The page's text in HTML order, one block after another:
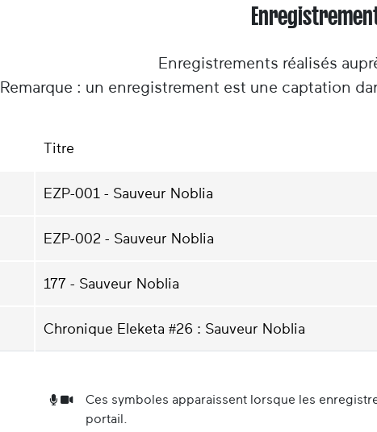
Enregistrements réalisés
Remarque : un enregistrement est une captation
Titre
EZP-001 - Sauveur Noblia
EZP-002 - Sauveur Noblia
177 - Sauveur Noblia
Chronique Eleketa #26 : Sauveur Noblia
Ces symboles apparaissent lorsque les
portail.